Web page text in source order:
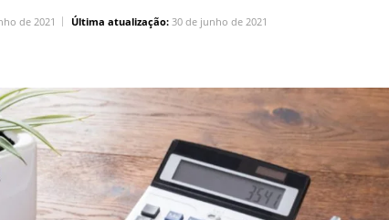
de 2021 Última atualização: 30 de junho de 2021